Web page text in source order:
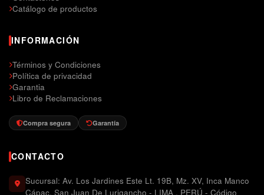
Catálogo de productos
INFORMACIÓN
Términos y Condiciones
Política de privacidad
Garantia
Libro de Reclamaciones
Compra segura Garantía
CONTACTO
Sucursal: Av. Los Jardines Este Lt. 19B, Mz. XV, Inca Manco
Cápac, San Juan De Lurigancho - LIMA , PERÚ - Código